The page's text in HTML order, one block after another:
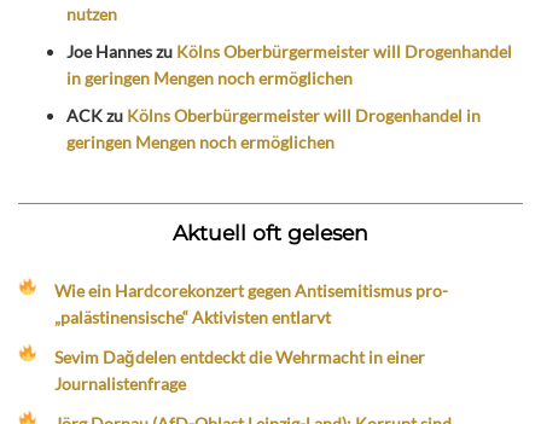
nutzen
Joe Hanneszu Kölns Oberbürgermeister will Drogenhandel
in geringen Mengen noch ermöglichen
ACKzu Kölns Oberbürgermeister will Drogenhandel in
geringen Mengen noch ermöglichen
Aktuell oft gelesen
Wie ein Hardcorekonzert gegen Antisemitismus pro-
„palästinensische“ Aktivisten entlarvt
Sevim Dağdelen entdeckt die Wehrmacht in einer
Journalistenfrage